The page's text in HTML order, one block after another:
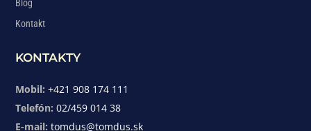
Blog
Kontakt
KONTAKTY
Mobil: +421 908 174 111
Telefón: 02/459 014 38
E-mail: tomdus@tomdus.sk